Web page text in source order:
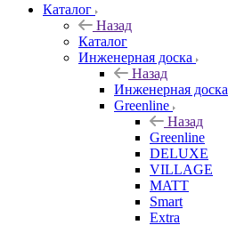
Каталог
Назад
Каталог
Инженерная доска
Назад
Инженерная доска
Greenline
Назад
Greenline
DELUXE
VILLAGE
MATT
Smart
Extra